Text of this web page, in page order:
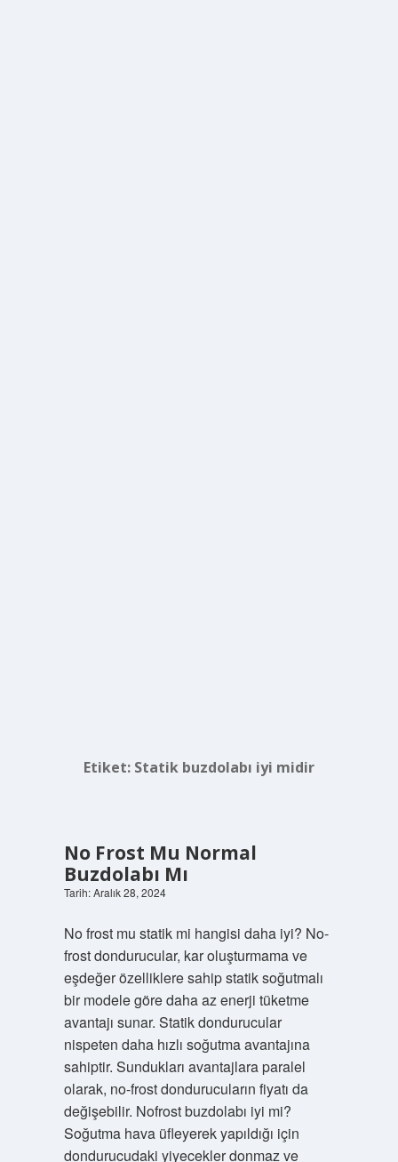
Etiket: Statik buzdolabı iyi midir
No Frost Mu Normal
Buzdolabı Mı
Tarih: Aralık 28, 2024
No frost mu statik mi hangisi daha iyi? No-
frost dondurucular, kar oluşturmama ve
eşdeğer özelliklere sahip statik soğutmalı
bir modele göre daha az enerji tüketme
avantajı sunar. Statik dondurucular
nispeten daha hızlı soğutma avantajına
sahiptir. Sundukları avantajlara paralel
olarak, no-frost dondurucuların fiyatı da
değişebilir. Nofrost buzdolabı iyi mi?
Soğutma hava üfleyerek yapıldığı için
dondurucudaki yiyecekler donmaz ve